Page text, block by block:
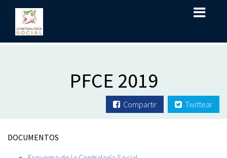
PFCE 2019
Compartir Twittear
DOCUMENTOS